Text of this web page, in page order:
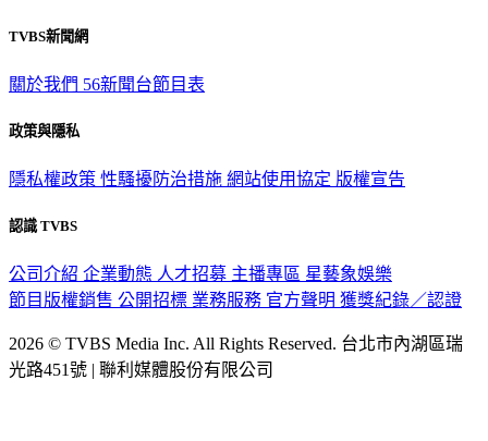
TVBS新聞網
關於我們 56新聞台節目表
政策與隱私
隱私權政策 性騷擾防治措施 網站使用協定 版權宣告
認識 TVBS
公司介紹 企業動態 人才招募 主播專區 星藝象娛樂
節目版權銷售 公開招標 業務服務 官方聲明 獲獎紀錄／認證
2026 © TVBS Media Inc. All Rights Reserved. 台北市內湖區瑞
光路451號 | 聯利媒體股份有限公司